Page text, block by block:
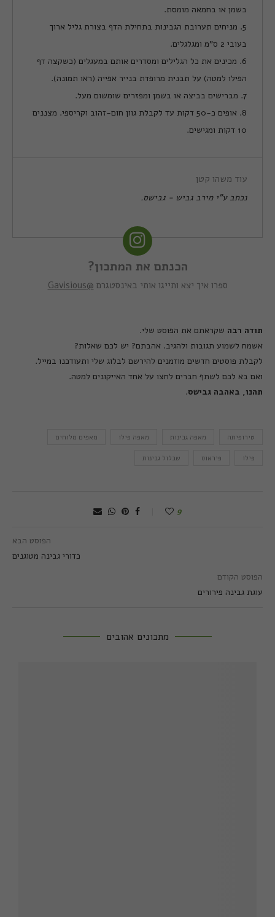
בשמן או בחמאה מומסת.
5. מניחים תערובת הגבינות בתחילת הדף בצורת גליל ארוך
בעובי 2 ס"מ ומגלגלים.
6. מכינים את כל הגלילים ומסדרים אותם במעגלים (כשקצה דף
הפילו למטה) על תבנית מרופדת בנייר אפייה (ראו תמונה).
7. מברישים בביצה או בשמן ומפזרים שומשום מעל.
8. אופים כ-50 דקות עד לקבלת גוון חום-זהוב וקריספי. מצננים
10 דקות ומגישים.
עוד משהו קטן
נכתב ע"י מירב גביש - גבישס.
הכנתם את המתכון?
ספרו איך יצא ותייגו אותי באינסטגרם @Gavisious
תודה רבה שקראתם את הפוסט שלי.
אשמח לשמוע תגובות ולהגיב. אהבתם? יש לכם שאלות?
לקבלת פוסטים חדשים מוזמנים להירשם לבלוג שלי ותעודכנו במייל.
ואם בא לכם לשתף חברים לחצו על אחד האייקונים למטה.
תהנו, באהבה גבישס.
טירופיתה מאפה גבינות מאפה פילו מאפים מלוחים
פילו פיראוס שבלול גבינות
9
הפוסט הבא
כדורי גבינה מטוגנים
הפוסט הקודם
עוגת גבינה פירורים
מתכונים אהובים